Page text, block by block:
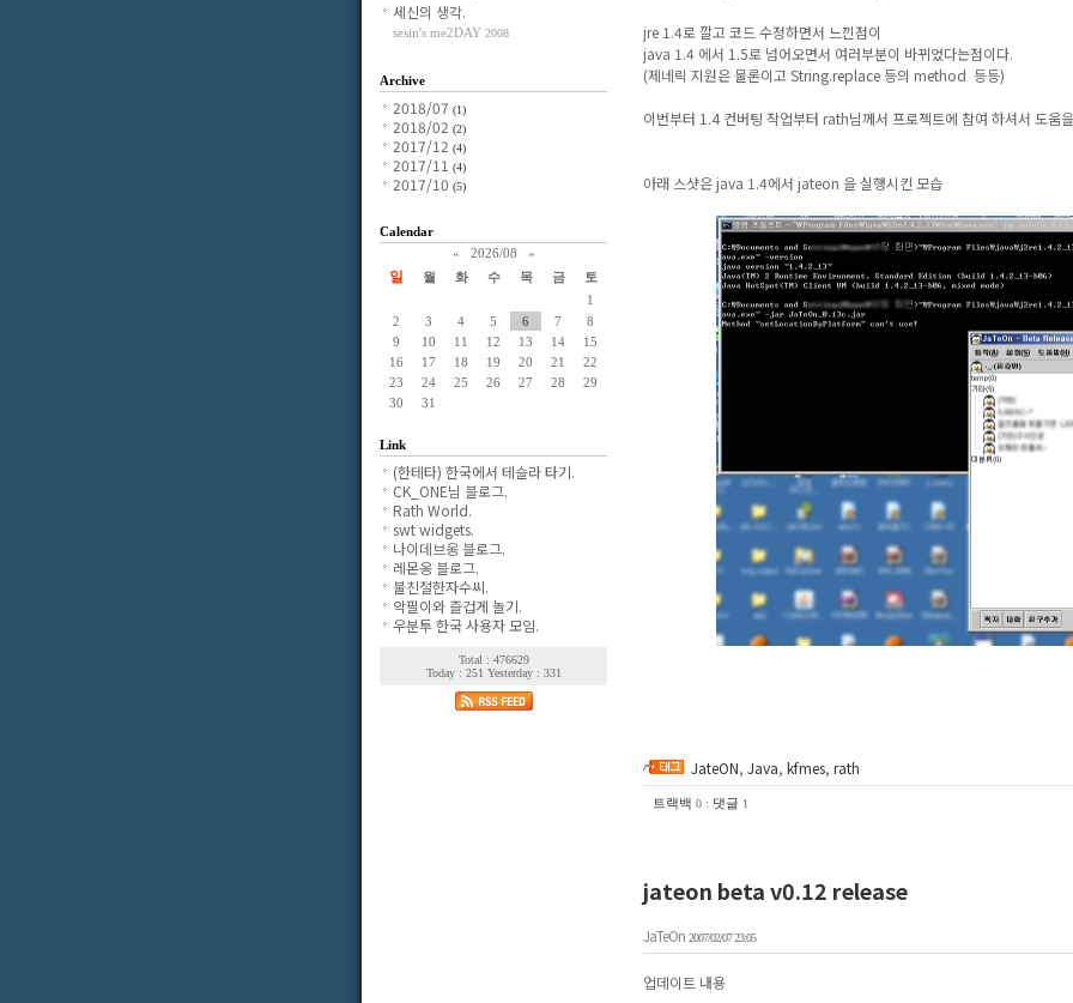
jre 1.4로 깔고 코드 수정하면서 느낀점이
java 1.4 에서 1.5로 넘어오면서 여러부분이 바뀌었다는점이다.
(제네릭 지원은 물론이고 String.replace 등의 method 등등)
이번부터 1.4 컨버팅 작업부터 rath님께서 프로젝트에 참여 하셔서 도움
아래 스샷은 java 1.4에서 jateon 을 실행시킨 모습
JateON, Java, kfmes, rath
트랙백 0 : 댓글 1
jateon beta v0.12 release
JaTeOn 2007/02/07 23:05
업데이트 내용
세신의 생각.
sesin's me2DAY 2008
Archive
2018/07 (1)
2018/02 (2)
2017/12 (4)
2017/11 (4)
2017/10 (5)
Calendar
«
2026/08 »
일 월 화 수 목 금
토
1
2
3 4 5 6 7
8
9
10 11 12 13 14
15
16
17 18 19 20 21
22
23
24 25 26 27 28
29
30
31
Link
(한테타) 한국에서 테슬라 타기.
CK_ONE님 블로그.
Rath World.
swt widgets.
나이데브옹 블로그.
레몬옹 블로그.
불친절한자수씨.
악필이와 즐겁게 놀기.
우분투 한국 사용자 모임.
Total : 476629
Today : 251 Yesterday : 331